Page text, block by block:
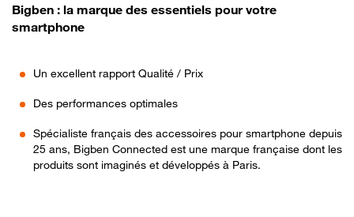
Bigben : la marque des essentiels pour votre
smartphone
Un excellent rapport Qualité / Prix
Des performances optimales
Spécialiste français des accessoires pour smartphone depuis
25 ans, Bigben Connected est une marque française dont les
produits sont imaginés et développés à Paris.